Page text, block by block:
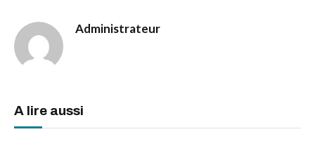
Administrateur
A lire aussi